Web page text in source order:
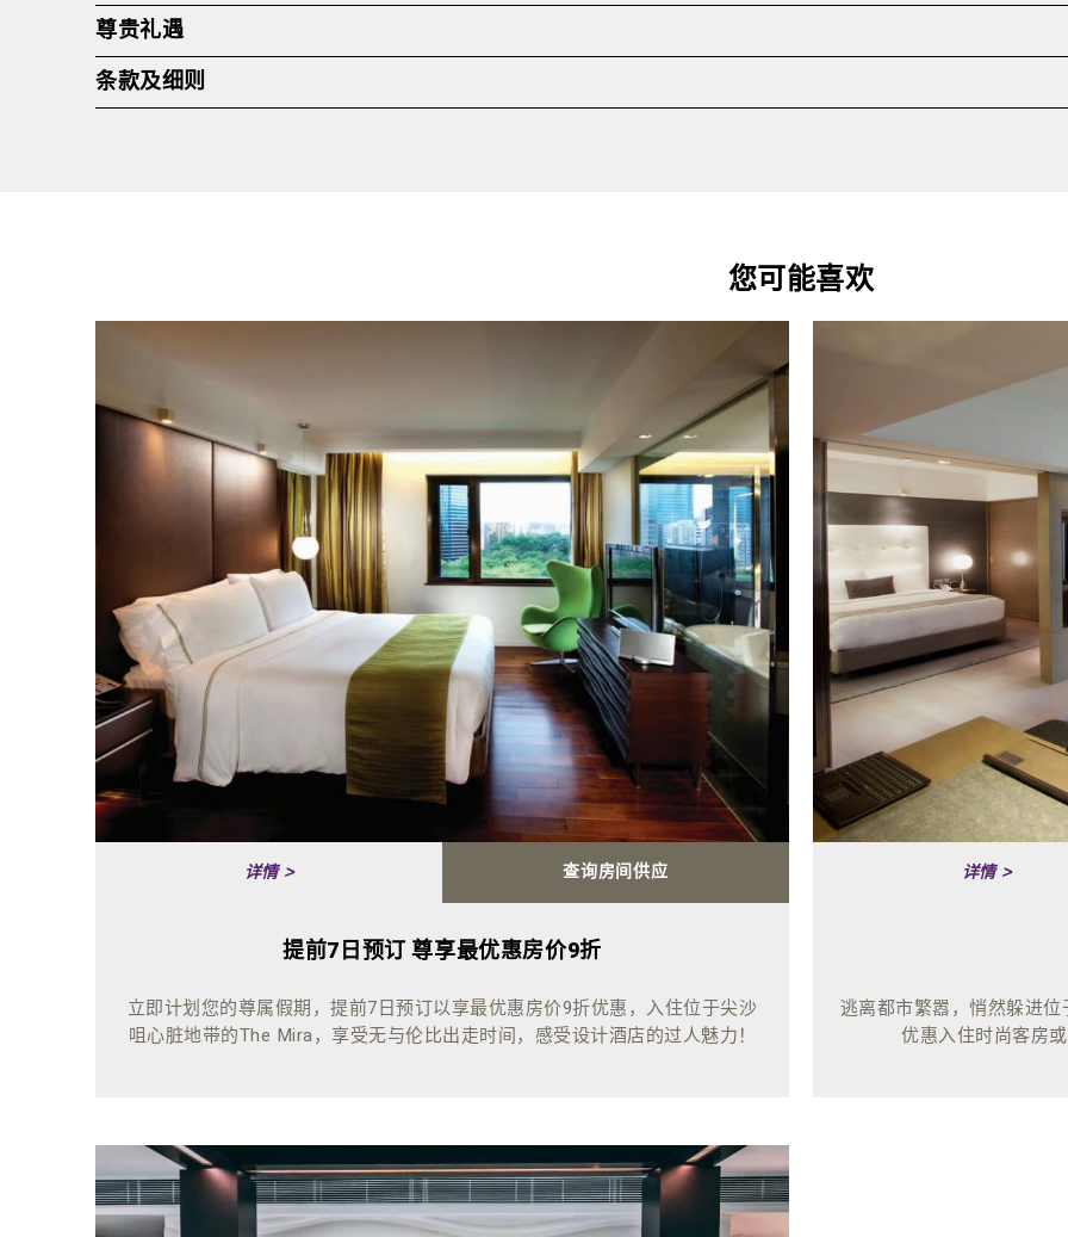
The Mira揉合时尚魅力与崭新科技，让您于入住期间尽享免费流动网络装置，于屡获殊荣的MiraSpa享用水疗及健体设
方位提高身心灵健康水平！更可踏上型格之旅，沉醉于露天户外花园设计，置身于星空下的酒廊，并以尊属住客礼遇，
踏上型格之旅，于载誉无数，位处尖沙咀的香港首间设计酒店DESIGN HOTELS™倾心悠受迷人时刻。自订24小时无忧
尊贵礼遇
免费专享室内无边际泳池及健身设施。
条款及细则
如在深夜时段 (00:00-05:59) 登记入住，将以之前一晚的 23:59 作为入住时间计算。
每24小时只更换毛巾和床单一次 (首24小时不提供此服务)。
需于预订时缴付全数，有关费用将不设退款。
如有任何争议，酒店将保留最终决定权。
图片仅供参考。
您可能喜欢
详情 > 查询房间供应
提前7日预订 尊享最优惠房价9折
立即计划您的尊属假期，提前7日预订以享最优惠房价9折优惠，入住位于尖沙
咀心脏地带的The Mira，享受无与伦比出走时间，感受设计酒店的过人魅力！
详情 >
逃离都市繁嚣，悄然躲进
优惠入住时尚客房